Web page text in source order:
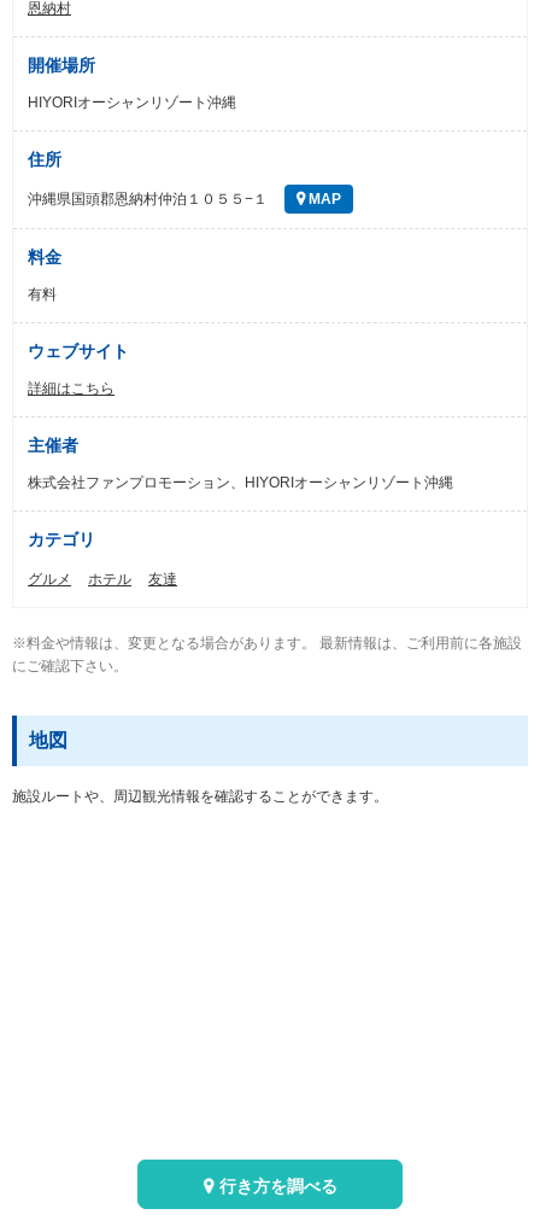
恩納村
開催場所
HIYORIオーシャンリゾート沖縄
住所
沖縄県国頭郡恩納村仲泊１０５５−１ MAP
料金
有料
ウェブサイト
詳細はこちら
主催者
株式会社ファンプロモーション、HIYORIオーシャンリゾート沖縄
カテゴリ
グルメ ホテル 友達
※料金や情報は、変更となる場合があります。 最新情報は、ご利用前に各施設
にご確認下さい。
地図
施設ルートや、周辺観光情報を確認することができます。
行き方を調べる